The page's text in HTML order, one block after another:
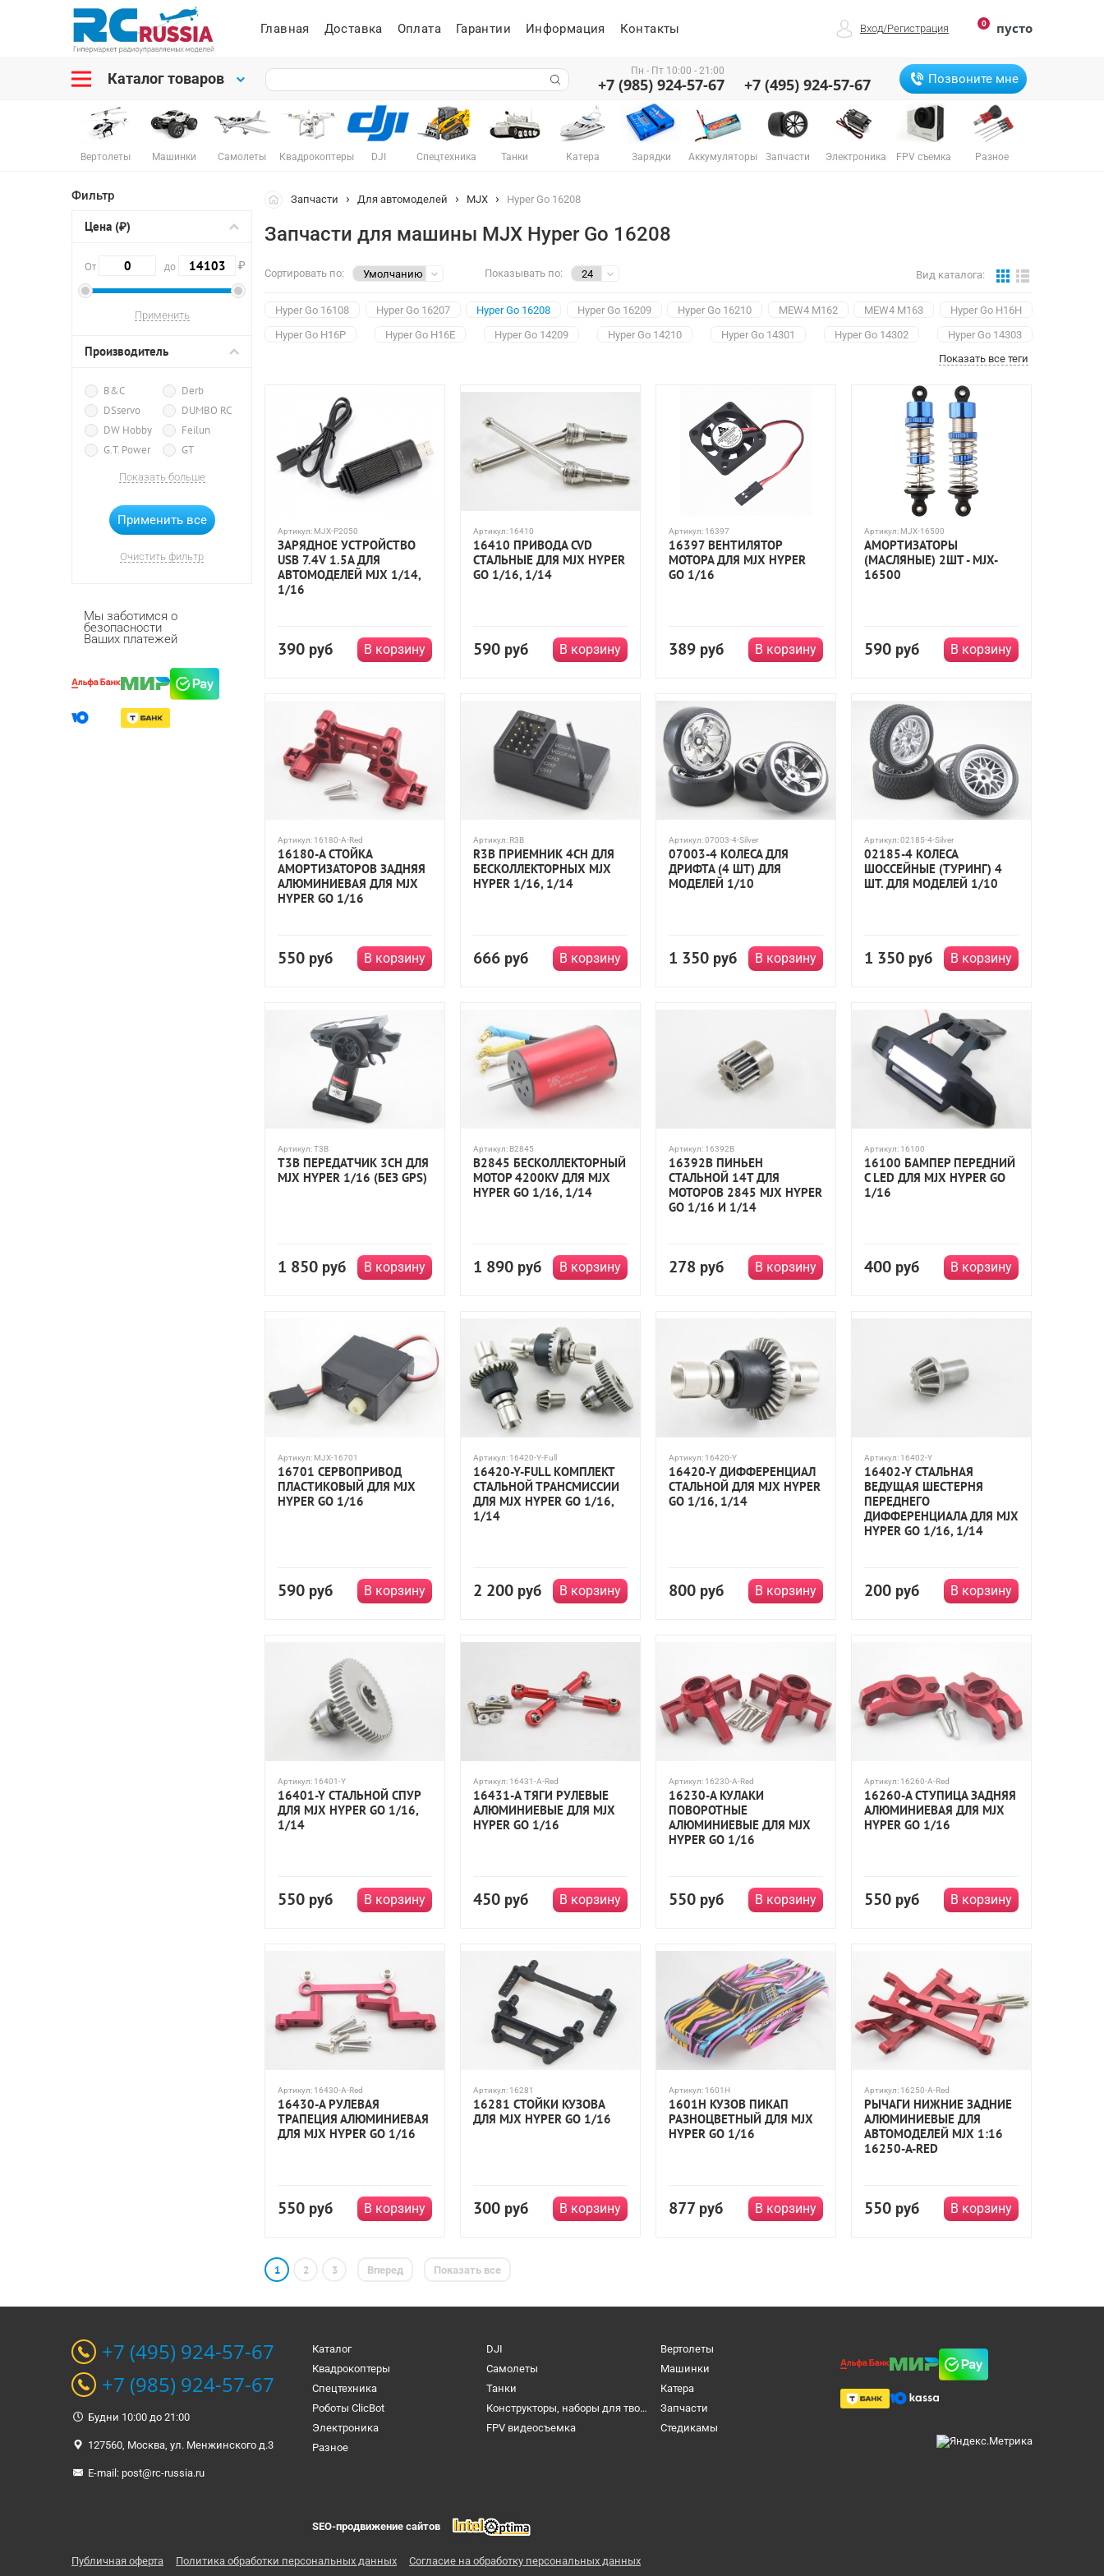
0 пусто
Вход/Регистрация
Главная Доставка Оплата Гарантии Информация Контакты
Каталог товаров Пн - Пт 10:00 - 21:00
+7 (985) 924-57-67 +7 (495) 924-57-67 Позвоните мне
Вертолеты Машинки Самолеты Квадрокоптеры DJI Спецтехника Танки Катера Зарядки Аккумуляторы Запчасти Электроника FPV съемка Разное
Фильтр
Цена (₽)
От до ₽
Производитель
B&C
Derb
DSservo
DUMBO RC
DW Hobby
Feilun
G.T. Power
GT
MJX R/C
Remo Hobby
Показать больше
Очистить фильтр
Мы заботимся о
безопасности
Ваших платежей
Запчасти Для автомоделей MJX Hyper Go 16208
Запчасти для машины MJX Hyper Go 16208
Вид каталога:
Сортировать по: Показывать по:
Hyper Go 16108 Hyper Go 16207 Hyper Go 16208 Hyper Go 16209 Hyper Go 16210 MEW4 M162 MEW4 M163
Hyper Go H16H
Hyper Go H16P
Hyper Go H16E Hyper Go 14209 Hyper Go 14210 Hyper Go 14301 Hyper Go 14302
Hyper Go 14303
Показать все теги
Артикул: MJX-P2050
ЗАРЯДНОЕ УСТРОЙСТВО
USB 7.4V 1.5A ДЛЯ
АВТОМОДЕЛЕЙ MJX 1/14,
1/16
390 руб В корзину
Артикул: 16410
16410 ПРИВОДА CVD
СТАЛЬНЫЕ ДЛЯ MJX HYPER
GO 1/16, 1/14
590 руб В корзину
Артикул: 16397
16397 ВЕНТИЛЯТОР
МОТОРА ДЛЯ MJX HYPER
GO 1/16
389 руб В корзину
Артикул: MJX-16500
АМОРТИЗАТОРЫ
(МАСЛЯНЫЕ) 2ШТ - MJX-
16500
590 руб В корзину
Артикул: 16180-A-Red
16180-A СТОЙКА
АМОРТИЗАТОРОВ ЗАДНЯЯ
АЛЮМИНИЕВАЯ ДЛЯ MJX
HYPER GO 1/16
550 руб В корзину
Артикул: R3B
R3B ПРИЕМНИК 4CH ДЛЯ
БЕСКОЛЛЕКТОРНЫХ MJX
HYPER 1/16, 1/14
666 руб В корзину
Артикул:07003-4-Silver
07003-4 КОЛЕСА ДЛЯ
ДРИФТА (4 ШТ) ДЛЯ
МОДЕЛЕЙ 1/10
1 350 руб В корзину
Артикул:02185-4-Silver
02185-4 КОЛЕСА
ШОССЕЙНЫЕ (ТУРИНГ) 4
ШТ. ДЛЯ МОДЕЛЕЙ 1/10
1 350 руб В корзину
Артикул:T3B
T3B ПЕРЕДАТЧИК 3CH ДЛЯ
MJX HYPER 1/16 (БЕЗ GPS)
1 850 руб В корзину
Артикул: B2845
B2845 БЕСКОЛЛЕКТОРНЫЙ
МОТОР 4200KV ДЛЯ MJX
HYPER GO 1/16, 1/14
1 890 руб В корзину
Артикул: 16392B
16392B ПИНЬЕН
СТАЛЬНОЙ 14T ДЛЯ
МОТОРОВ 2845 MJX HYPER
GO 1/16 И 1/14
278 руб В корзину
Артикул: 16100
16100 БАМПЕР ПЕРЕДНИЙ
С LED ДЛЯ MJX HYPER GO
1/16
400 руб В корзину
Артикул: MJX-16701
16701 СЕРВОПРИВОД
ПЛАСТИКОВЫЙ ДЛЯ MJX
HYPER GO 1/16
590 руб В корзину
Артикул: 16420-Y-Full
16420-Y-FULL КОМПЛЕКТ
СТАЛЬНОЙ ТРАНСМИССИИ
ДЛЯ MJX HYPER GO 1/16,
1/14
2 200 руб В корзину
Артикул: 16420-Y
16420-Y ДИФФЕРЕНЦИАЛ
СТАЛЬНОЙ ДЛЯ MJX HYPER
GO 1/16, 1/14
800 руб В корзину
Артикул: 16402-Y
16402-Y СТАЛЬНАЯ
ВЕДУЩАЯ ШЕСТЕРНЯ
ПЕРЕДНЕГО
ДИФФЕРЕНЦИАЛА ДЛЯ MJX
HYPER GO 1/16, 1/14
200 руб В корзину
Артикул: 16401-Y
16401-Y СТАЛЬНОЙ СПУР
ДЛЯ MJX HYPER GO 1/16,
1/14
550 руб В корзину
Артикул: 16431-A-Red
16431-A ТЯГИ РУЛЕВЫЕ
АЛЮМИНИЕВЫЕ ДЛЯ MJX
HYPER GO 1/16
450 руб В корзину
Артикул: 16230-A-Red
16230-A КУЛАКИ
ПОВОРОТНЫЕ
АЛЮМИНИЕВЫЕ ДЛЯ MJX
HYPER GO 1/16
550 руб В корзину
Артикул: 16260-A-Red
16260-A СТУПИЦА ЗАДНЯЯ
АЛЮМИНИЕВАЯ ДЛЯ MJX
HYPER GO 1/16
550 руб В корзину
Артикул: 16430-A-Red
16430-A РУЛЕВАЯ
ТРАПЕЦИЯ АЛЮМИНИЕВАЯ
ДЛЯ MJX HYPER GO 1/16
550 руб В корзину
Артикул: 16281
16281 СТОЙКИ КУЗОВА
ДЛЯ MJX HYPER GO 1/16
300 руб В корзину
Артикул: 1601H
1601H КУЗОВ ПИКАП
РАЗНОЦВЕТНЫЙ ДЛЯ MJX
HYPER GO 1/16
877 руб В корзину
Артикул: 16250-A-Red
РЫЧАГИ НИЖНИЕ ЗАДНИЕ
АЛЮМИНИЕВЫЕ ДЛЯ
АВТОМОДЕЛЕЙ MJX 1:16
16250-A-RED
550 руб В корзину
1 2 3 Вперед Показать все
+7 (495) 924-57-67
+7 (985) 924-57-67
Будни 10:00 до 21:00
127560, Москва, ул. Менжинского д.3
E-mail: post@rc-russia.ru
Каталог DJI
Вертолеты
Квадрокоптеры
Самолеты
Машинки
Спецтехника
Танки
Катера
Роботы ClicBot
Конструкторы, наборы для творчества и настольные игры
Запчасти
Электроника
FPV видеосъемка
Cтедикамы
Разное
SEO-продвижение сайтов
Публичная оферта Политика обработки персональных данных Согласие на обработку персональных данных